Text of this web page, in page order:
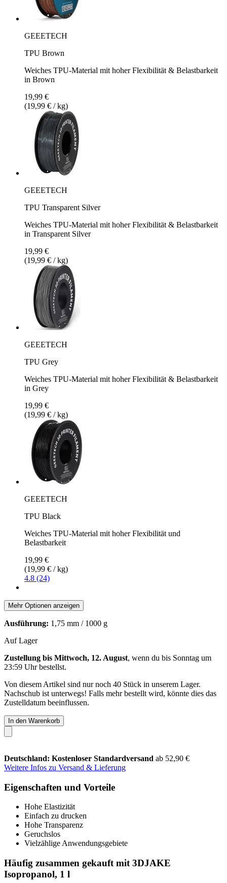
GEEETECH
TPU Brown
Weiches TPU-Material mit hoher Flexibilität & Belastbarkeit
in Brown
19,99 €
(19,99 € / kg)
GEEETECH
TPU Transparent Silver
Weiches TPU-Material mit hoher Flexibilität & Belastbarkeit
in Transparent Silver
19,99 €
(19,99 € / kg)
GEEETECH
TPU Grey
Weiches TPU-Material mit hoher Flexibilität & Belastbarkeit
in Grey
19,99 €
(19,99 € / kg)
GEEETECH
TPU Black
Weiches TPU-Material mit hoher Flexibilität und
Belastbarkeit
19,99 €
(19,99 € / kg)
4.8 (24)
Mehr Optionen anzeigen
Ausführung: 1,75 mm / 1000 g
Auf Lager
Zustellung bis Mittwoch, 12. August, wenn du bis Sonntag um
23:59 Uhrbestellst.
Von diesem Artikel sind nur noch 40 Stück in unserem Lager.
Nachschub ist unterwegs! Falls mehr bestellt wird, könnte dies das
Zustelldatum beeinflussen.
In den Warenkorb
Deutschland: Kostenloser Standardversand ab 52,90 €
Weitere Infos zu Versand & Lieferung
Eigenschaften und Vorteile
Hohe Elastizität
Einfach zu drucken
Hohe Transparenz
Geruchslos
Vielzählige Anwendungsgebiete
Häufig zusammen gekauft mit 3DJAKE
Isopropanol, 1 l